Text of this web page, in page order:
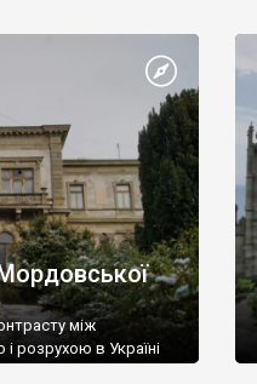
між
розрухою в Україні